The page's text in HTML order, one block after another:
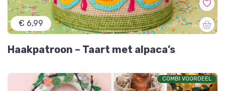
€ 6,99
Haakpatroon – Taart met alpaca’s
COMBI VOORDEEL